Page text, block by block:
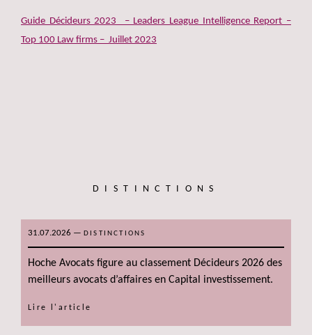
Guide Décideurs 2023 – Leaders League Intelligence Report –
Top 100 Law firms – Juillet 2023
DISTINCTIONS
31.07.2026 — DISTINCTIONS
Hoche Avocats figure au classement Décideurs 2026 des
meilleurs avocats d’affaires en Capital investissement.
Lire l'article